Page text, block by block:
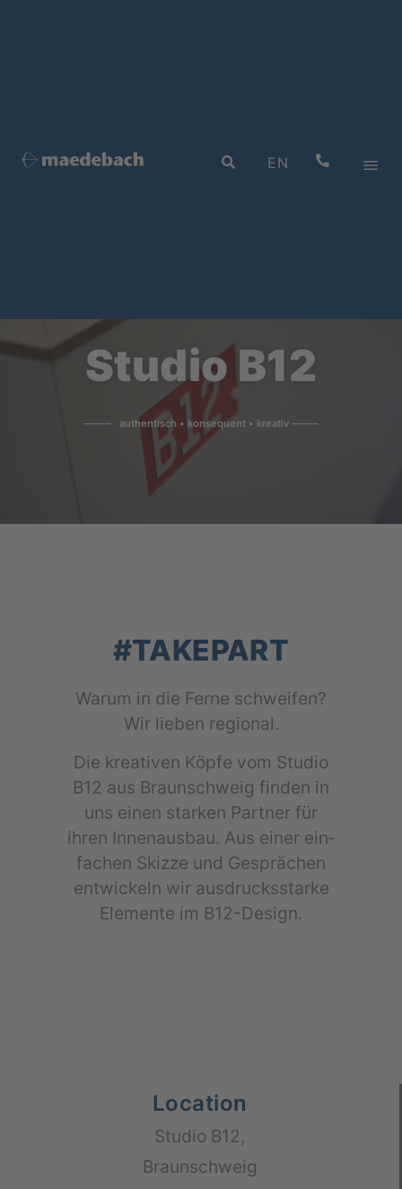
EN
Studio B12
––––– authentisch • konsequent • kreativ –––––
#TAKEPART
War­um in die Fer­ne schwei­fen?
Wir lie­ben regional.
Die krea­ti­ven Köp­fe vom Stu­dio
B12 aus Braun­schweig fin­den in
uns einen star­ken Part­ner für
ihren Innen­aus­bau. Aus einer ein­
fa­chen Skiz­ze und Gesprä­chen
ent­wi­ckeln wir aus­drucks­star­ke
Ele­men­te im B12-Design.
Location
Stu­dio B12,
Braun­schweig